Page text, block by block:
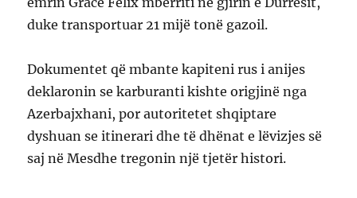
duke transportuar 21 mijë tonë gazoil.
Dokumentet që mbante kapiteni rus i anijes
deklaronin se karburanti kishte origjinë nga
Azerbajxhani, por autoritetet shqiptare
dyshuan se itinerari dhe të dhënat e lëvizjes së
saj në Mesdhe tregonin një tjetër histori.